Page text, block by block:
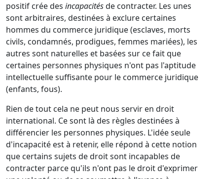
positif crée des incapacitésde contracter. Les unes
sont arbitraires, destinées à exclure certaines
hommes du commerce juridique (esclaves, morts
civils, condamnés, prodigues, femmes mariées), les
autres sont naturelles et basées sur ce fait que
certaines personnes physiques n'ont pas l'aptitude
intellectuelle suffisante pour le commerce juridique
(enfants, fous).
Rien de tout cela ne peut nous servir en droit
international. Ce sont là des règles destinées à
différencier les personnes physiques. L'idée seule
d'incapacité est à retenir, elle répond à cette notion
que certains sujets de droit sont incapables de
contracter parce qu'ils n'ont pas le droit d'exprimer